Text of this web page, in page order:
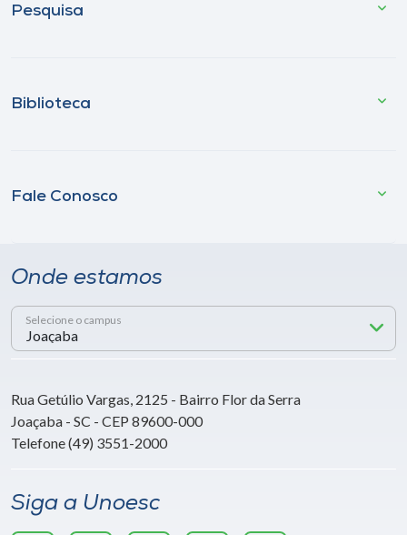
Pesquisa
Biblioteca
Fale Conosco
Onde estamos
Selecione o campus
Rua Getúlio Vargas, 2125 - Bairro Flor da Serra
Joaçaba - SC - CEP 89600-000
Telefone (49) 3551-2000
Siga a Unoesc